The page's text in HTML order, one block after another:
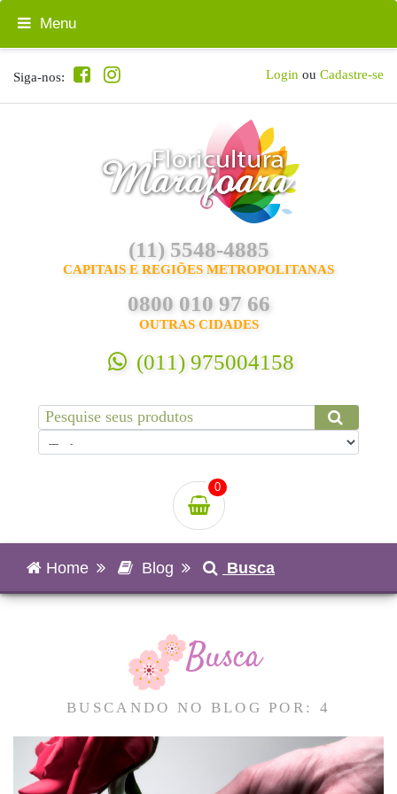
Siga-nos: Login ou Cadastre-se
(11) 5548-4885
CAPITAIS E REGIÕES METROPOLITANAS
0800 010 97 66
OUTRAS CIDADES
(011) 975004158
0
Menu
Home Blog Busca
Busca
BUSCANDO NO BLOG POR: 4